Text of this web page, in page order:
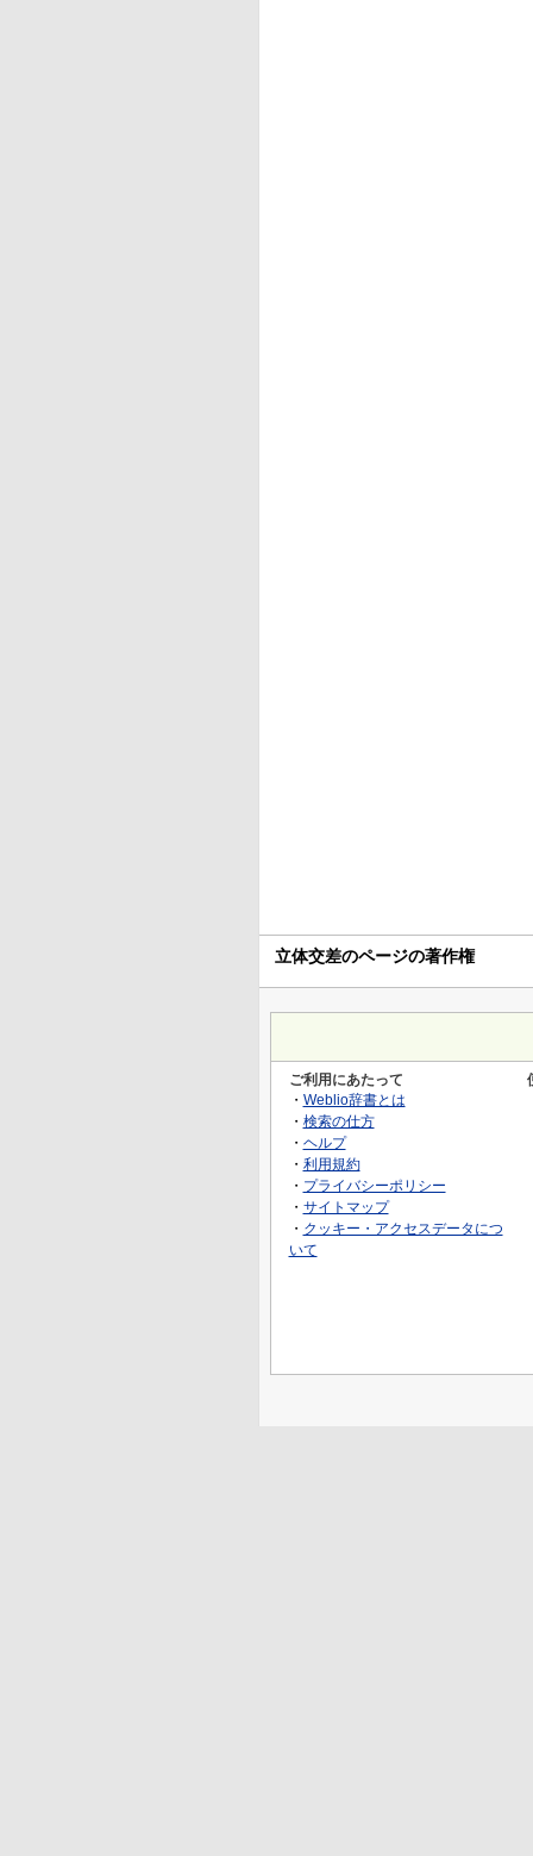
立体交差のページの著作権
ご利用にあたって
・ Weblio辞書とは
・ 検索の仕方
・ ヘルプ
・ 利用規約
・ プライバシーポリシー
・ サイトマップ
・ クッキー・アクセスデータにつ
いて